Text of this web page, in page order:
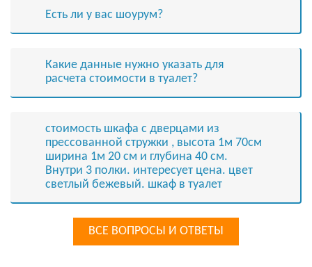
Есть ли у вас шоурум?
Какие данные нужно указать для
расчета стоимости в туалет?
стоимость шкафа с дверцами из
прессованной стружки , высота 1м 70см
ширина 1м 20 см и глубина 40 см.
Внутри 3 полки. интересует цена. цвет
светлый бежевый. шкаф в туалет
ВСЕ ВОПРОСЫ И ОТВЕТЫ